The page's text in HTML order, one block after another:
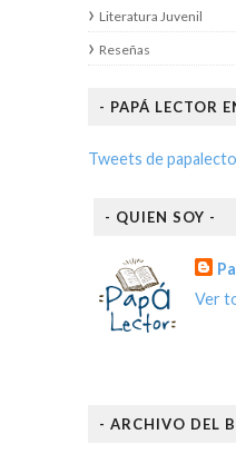
Literatura Juvenil
Reseñas
- PAPÁ LECTOR
Tweets de
- QUIEN SOY -
Ver
- ARCHIVO DEL